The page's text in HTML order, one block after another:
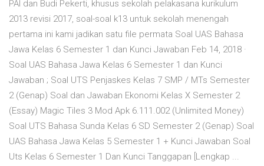
PAI dan Budi Pekerti, khusus sekolah pelakasana kurikulum
2013 revisi 2017, soal-soal k13 untuk sekolah menengah
pertama ini kami jadikan satu file permata Soal UAS Bahasa
Jawa Kelas 6 Semester 1 dan Kunci Jawaban Feb 14, 2018 ·
Soal UAS Bahasa Jawa Kelas 6 Semester 1 dan Kunci
Jawaban ; Soal UTS Penjaskes Kelas 7 SMP / MTs Semester
2 (Genap) Soal dan Jawaban Ekonomi Kelas X Semester 2
(Essay) Magic Tiles 3 Mod Apk 6.111.002 (Unlimited Money)
Soal UTS Bahasa Sunda Kelas 6 SD Semester 2 (Genap) Soal
UAS Bahasa Jawa Kelas 5 Semester 1 + Kunci Jawaban Soal
Uts Kelas 6 Semester 1 Dan Kunci Tanggapan [Lengkap ...